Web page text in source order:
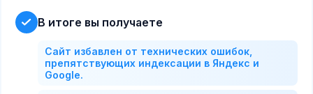
В итоге вы получаете
Сайт избавлен от технических ошибок,
препятствующих индексации в Яндекс и
Google.